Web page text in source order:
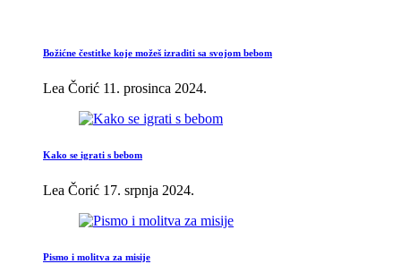
Božićne čestitke koje možeš izraditi sa svojom bebom
Lea Čorić 11. prosinca 2024.
Kako se igrati s bebom
Lea Čorić 17. srpnja 2024.
Pismo i molitva za misije